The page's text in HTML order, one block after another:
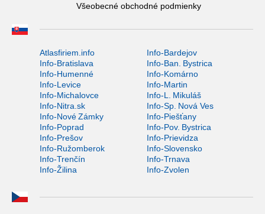
Všeobecné obchodné podmienky
Atlasfiriem.info
Info-Bardejov
Info-Bratislava
Info-Ban. Bystrica
Info-Humenné
Info-Komárno
Info-Levice
Info-Martin
Info-Michalovce
Info-L. Mikuláš
Info-Nitra.sk
Info-Sp. Nová Ves
Info-Nové Zámky
Info-Piešťany
Info-Poprad
Info-Pov. Bystrica
Info-Prešov
Info-Prievidza
Info-Ružomberok
Info-Slovensko
Info-Trenčín
Info-Trnava
Info-Žilina
Info-Zvolen